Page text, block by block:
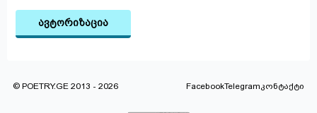
ავტორიზაცია
© POETRY.GE 2013 - 2026 FacebookTelegramკონტაქტი